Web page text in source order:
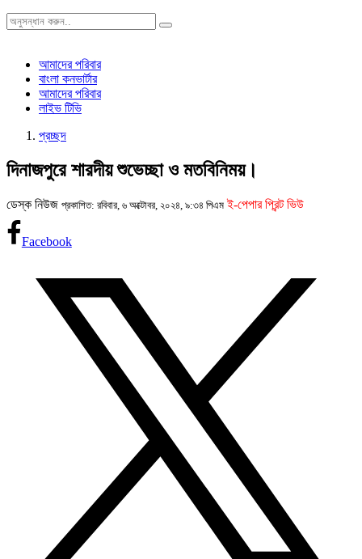
আমাদের পরিবার
বাংলা কনভার্টার
আমাদের পরিবার
লাইভ টিভি
প্রচ্ছদ
দিনাজপুরে শারদীয় শুভেচ্ছা ও মতবিনিময়।
ডেস্ক নিউজ প্রকাশিত: রবিবার, ৬ অক্টোবর, ২০২৪, ৯:৩৪ পিএম ই-পেপার প্রিন্ট ভিউ
Facebook